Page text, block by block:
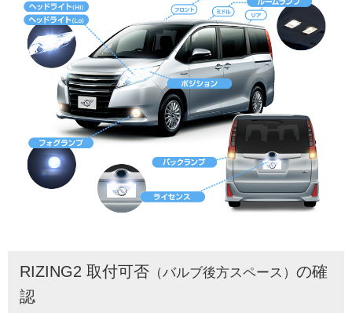
RIZING2 取付可否 （バルブ後方スペース） の確
認